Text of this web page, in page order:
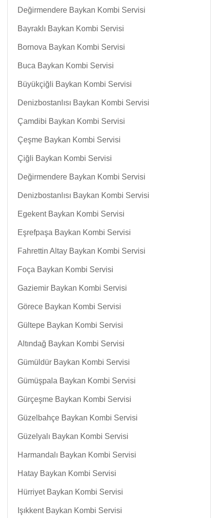
Değirmendere Baykan Kombi Servisi
Bayraklı Baykan Kombi Servisi
Bornova Baykan Kombi Servisi
Buca Baykan Kombi Servisi
Büyükçiğli Baykan Kombi Servisi
Denizbostanlısı Baykan Kombi Servisi
Çamdibi Baykan Kombi Servisi
Çeşme Baykan Kombi Servisi
Çiğli Baykan Kombi Servisi
Değirmendere Baykan Kombi Servisi
Denizbostanlısı Baykan Kombi Servisi
Egekent Baykan Kombi Servisi
Eşrefpaşa Baykan Kombi Servisi
Fahrettin Altay Baykan Kombi Servisi
Foça Baykan Kombi Servisi
Gaziemir Baykan Kombi Servisi
Görece Baykan Kombi Servisi
Gültepe Baykan Kombi Servisi
Altındağ Baykan Kombi Servisi
Gümüldür Baykan Kombi Servisi
Gümüşpala Baykan Kombi Servisi
Gürçeşme Baykan Kombi Servisi
Güzelbahçe Baykan Kombi Servisi
Güzelyalı Baykan Kombi Servisi
Harmandalı Baykan Kombi Servisi
Hatay Baykan Kombi Servisi
Hürriyet Baykan Kombi Servisi
Işıkkent Baykan Kombi Servisi